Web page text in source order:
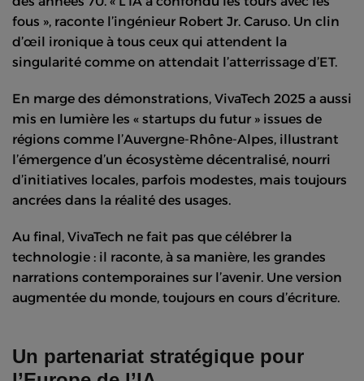
fous », raconte l’ingénieur Robert Jr. Caruso. Un clin
d’œil ironique à tous ceux qui attendent la
singularité comme on attendait l’atterrissage d’ET.
En marge des démonstrations, VivaTech 2025 a aussi
mis en lumière les « startups du futur » issues de
régions comme l’Auvergne-Rhône-Alpes, illustrant
l’émergence d’un écosystème décentralisé, nourri
d’initiatives locales, parfois modestes, mais toujours
ancrées dans la réalité des usages.
Au final, VivaTech ne fait pas que célébrer la
technologie : il raconte, à sa manière, les grandes
narrations contemporaines sur l’avenir. Une version
augmentée du monde, toujours en cours d’écriture.
Un partenariat stratégique pour